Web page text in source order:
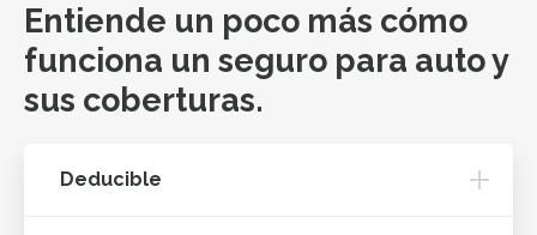
Entiende un poco más cómo
funciona un seguro para auto y
sus coberturas.
Deducible